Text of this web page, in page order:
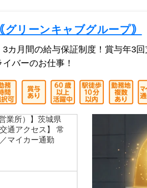
リーンキャブグループ｠
カ月間の給与保証制度！賞与年3
バーのお仕事！
業所）】茨城県
通アクセス】 常
マイカー通勤